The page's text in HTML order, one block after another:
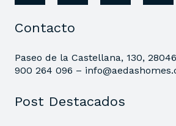
Contacto
Paseo de la Castellana, 130,
900 264 096 –
Post Destacados